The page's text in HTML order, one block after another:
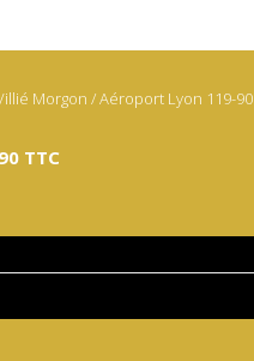
Morgon / Aéroport Lyon 119-90
TTC